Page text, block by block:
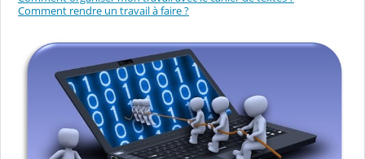
Comment rendre un travail à faire ?